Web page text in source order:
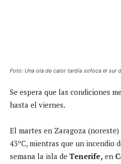
Foto: Una ola de calor tardía sofoca el sur
Se espera que las condiciones
hasta el viernes.
El martes en Zaragoza
43ºC, mientras que un incendio
semana la isla de Tenerife, en